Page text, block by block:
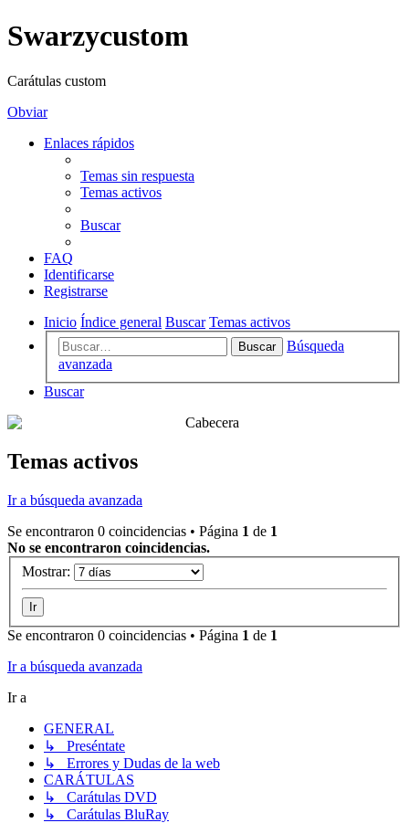
Swarzycustom
Carátulas custom
Obviar
Enlaces rápidos
Temas sin respuesta
Temas activos
Buscar
FAQ
Identificarse
Registrarse
Inicio Índice general Buscar Temas activos
Buscar
Búsqueda
avanzada
Buscar
Temas activos
Ir a búsqueda avanzada
Se encontraron 0 coincidencias • Página 1 de 1
No se encontraron coincidencias.
Mostrar:
Se encontraron 0 coincidencias • Página 1 de 1
Ir a búsqueda avanzada
Ir a
GENERAL
↳ Preséntate
↳ Errores y Dudas de la web
CARÁTULAS
↳ Carátulas DVD
↳ Carátulas BluRay